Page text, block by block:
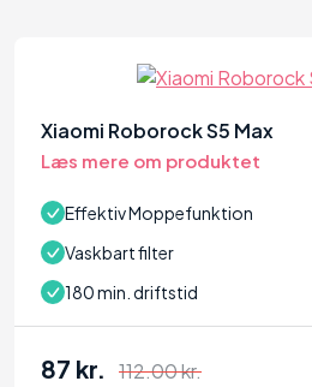
Xiaomi Roborock S5 Max
Læs mere om produktet
Effektiv Moppefunktion
Vaskbart filter
180 min. driftstid
87 kr. 112.00 kr.